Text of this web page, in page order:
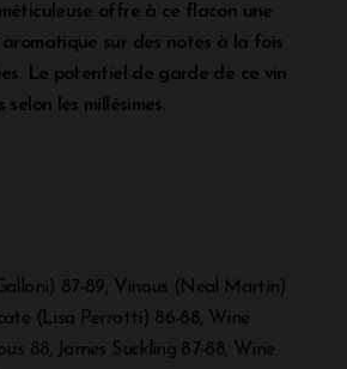
offre à ce flacon une
aromatique sur des notes à la fois
Le potentiel de garde de ce vin
selon les millésimes.
87-89, Vinous (Neal Martin)
(Lisa Perrotti) 86-88, Wine
88, James Suckling 87-88, Wine